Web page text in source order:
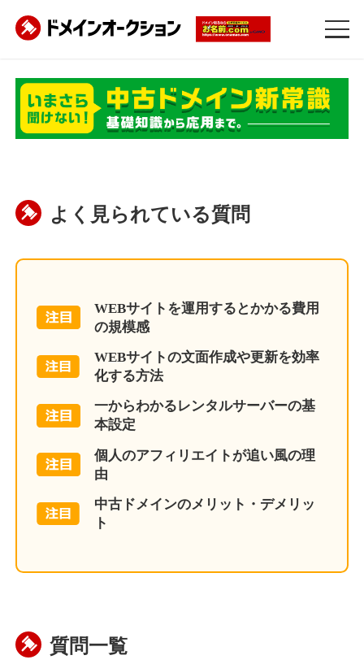
よく見られている質問
WEBサイトを運用するとかかる費用
の規模感
WEBサイトの文面作成や更新を効率
化する方法
一からわかるレンタルサーバーの基
本設定
個人のアフィリエイトが追い風の理
由
中古ドメインのメリット・デメリッ
ト
質問一覧